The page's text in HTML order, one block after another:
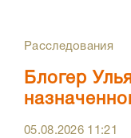
Расследования
Блогер
05.08.2026 11:21